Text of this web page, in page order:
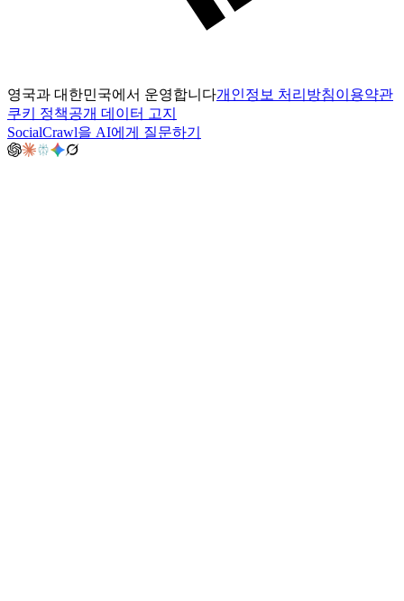
영국과 대한민국에서 운영합니다개인정보 처리방침이용약관
쿠키 정책공개 데이터 고지
SocialCrawl을 AI에게 질문하기